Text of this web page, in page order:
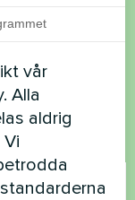
du
vår
Alla
aldrig